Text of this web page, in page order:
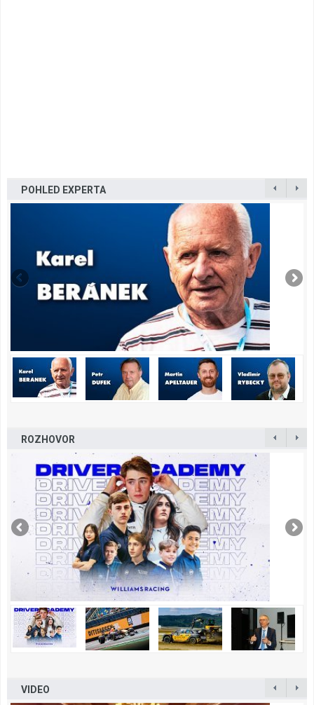
POHLED EXPERTA
ROZHOVOR
VIDEO